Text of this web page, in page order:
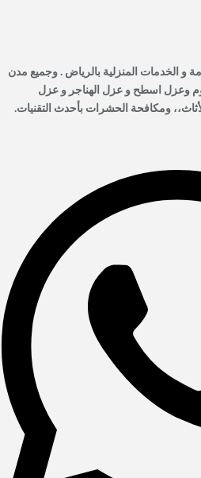
و الخدمات المنزلية بالرياض . وجميع مدن
وعزل اسطح و عزل الهناجر و عزل
ومكافحة الحشرات بأحدث التقنيات.